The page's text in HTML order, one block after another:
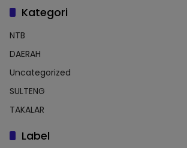
Kategori
NTB
DAERAH
Uncategorized
SULTENG
TAKALAR
Label